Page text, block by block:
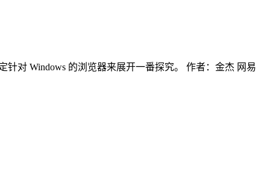
对 Windows 的浏览器来展开一番探究。 作者：金杰 网易